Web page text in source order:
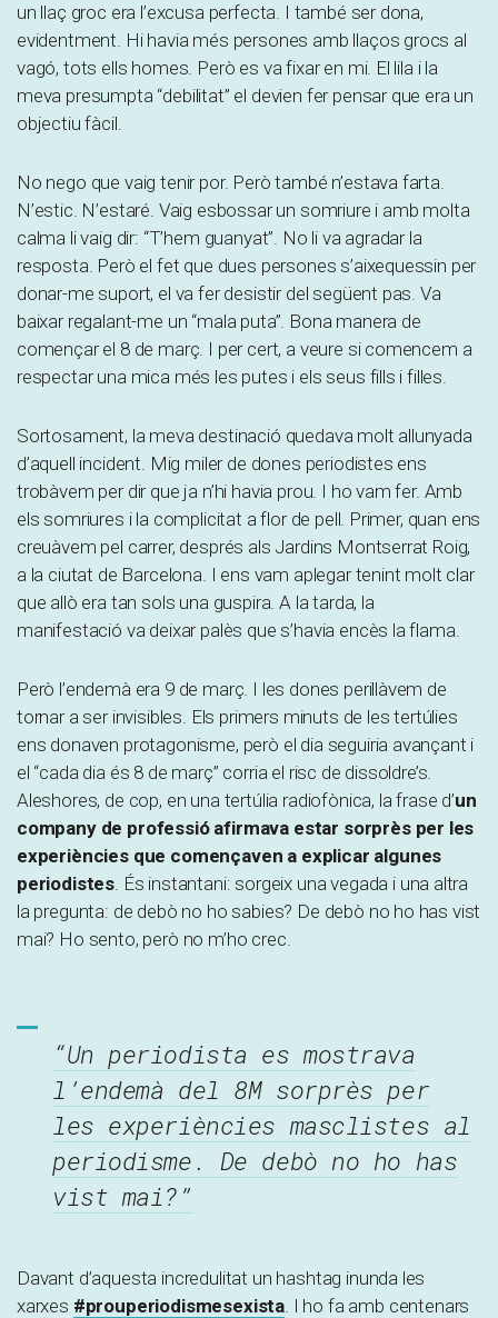
un llaç groc era l’excusa perfecta. I també ser dona,
evidentment. Hi havia més persones amb llaços grocs al
vagó, tots ells homes. Però es va fixar en mi. El lila i la
meva presumpta “debilitat” el devien fer pensar que era un
objectiu fàcil.
No nego que vaig tenir por. Però també n’estava farta.
N’estic. N’estaré. Vaig esbossar un somriure i amb molta
calma li vaig dir: “T’hem guanyat”. No li va agradar la
resposta. Però el fet que dues persones s’aixequessin per
donar-me suport, el va fer desistir del següent pas. Va
baixar regalant-me un “mala puta”. Bona manera de
començar el 8 de març. I per cert, a veure si comencem a
respectar una mica més les putes i els seus fills i filles.
Sortosament, la meva destinació quedava molt allunyada
d’aquell incident. Mig miler de dones periodistes ens
trobàvem per dir que ja n’hi havia prou. I ho vam fer. Amb
els somriures i la complicitat a flor de pell. Primer, quan ens
creuàvem pel carrer, després als Jardins Montserrat Roig,
a la ciutat de Barcelona. I ens vam aplegar tenint molt clar
que allò era tan sols una guspira. A la tarda, la
manifestació va deixar palès que s’havia encès la flama.
Però l’endemà era 9 de març. I les dones perillàvem de
tornar a ser invisibles. Els primers minuts de les tertúlies
ens donaven protagonisme, però el dia seguiria avançant i
el “cada dia és 8 de març” corria el risc de dissoldre’s.
Aleshores, de cop, en una tertúlia radiofònica, la frase d’un
company de professió afirmava estar sorprès per les
experiències que començaven a explicar algunes
periodistes. És instantani: sorgeix una vegada i una altra
la pregunta: de debò no ho sabies? De debò no ho has vist
mai? Ho sento, però no m’ho crec.
“Un periodista es mostrava
l’endemà del 8M sorprès per
les experiències masclistes al
periodisme. De debò no ho has
vist mai?”
Davant d’aquesta incredulitat un hashtag inunda les
xarxes #prouperiodismesexista. I ho fa amb centenars